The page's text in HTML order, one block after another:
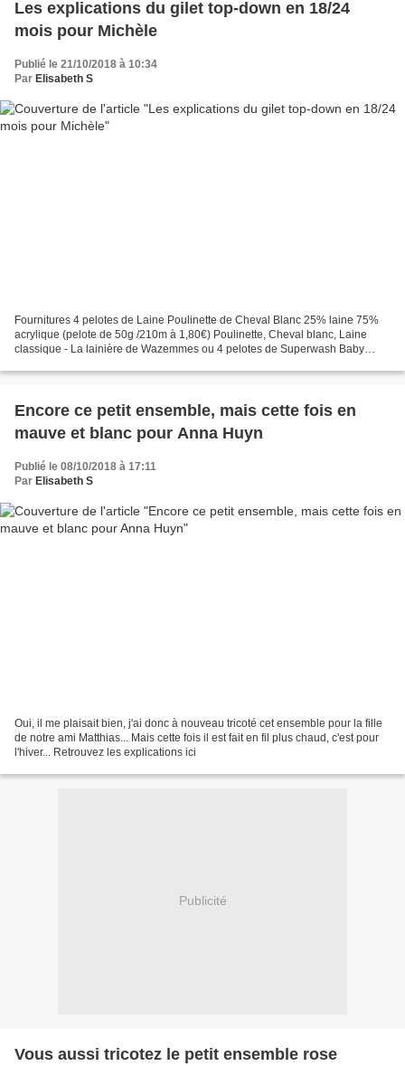
Les explications du gilet top-down en 18/24
mois pour Michèle
Publié le 21/10/2018 à 10:34
Par Elisabeth S
Fournitures 4 pelotes de Laine Poulinette de Cheval Blanc 25% laine 75%
acrylique (pelote de 50g /210m à 1,80€) Poulinette, Cheval blanc, Laine
classique - La lainière de Wazemmes ou 4 pelotes de Superwash Baby
Encore ce petit ensemble, mais cette fois en
mauve et blanc pour Anna Huyn
Publié le 08/10/2018 à 17:11
Par Elisabeth S
Oui, il me plaisait bien, j'ai donc à nouveau tricoté cet ensemble pour la fille
de notre ami Matthias... Mais cette fois il est fait en fil plus chaud, c'est pour
l'hiver... Retrouvez les explications ici
Publicité
Vous aussi tricotez le petit ensemble rose